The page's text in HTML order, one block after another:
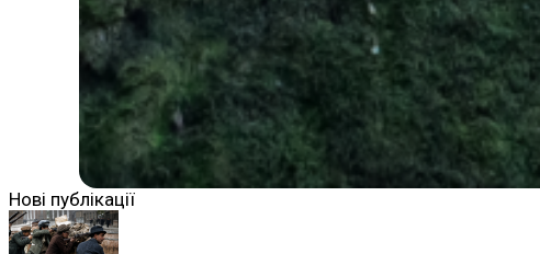
Нові публікації